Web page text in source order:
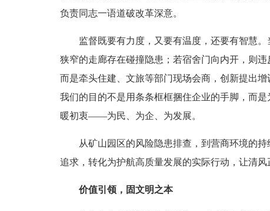
负责同志一语道破改革深意。
监督既要有力度，又要有温度，还要有智慧。
狭窄的走廊存在碰撞隐患；若宿舍门向内开，则
而是牵头住建、文旅等部门现场会商，创新提出
我们的目的不是用条条框框捆住企业的手脚，而
暖初衷——为民、为企、为发展。
从矿山园区的风险隐患排查，到营商环境的持
追求，转化为护航高质量发展的实际行动，让清
价值引领，固文明之本